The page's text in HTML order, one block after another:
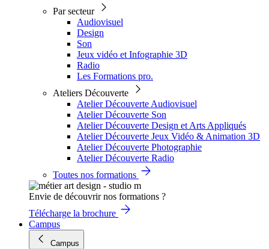
Par secteur
Audiovisuel
Design
Son
Jeux vidéo et Infographie 3D
Radio
Les Formations pro.
Ateliers Découverte
Atelier Découverte Audiovisuel
Atelier Découverte Son
Atelier Découverte Design et Arts Appliqués
Atelier Découverte Jeux Vidéo & Animation 3D
Atelier Découverte Photographie
Atelier Découverte Radio
Toutes nos formations
Envie de découvrir nos formations ?
Télécharge la brochure
Campus
Campus